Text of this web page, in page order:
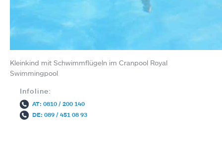
Kleinkind mit Schwimmflügeln im Cranpool Royal
Swimmingpool
Infoline:
AT: 0810 / 200 140
DE: 089 / 451 08 93